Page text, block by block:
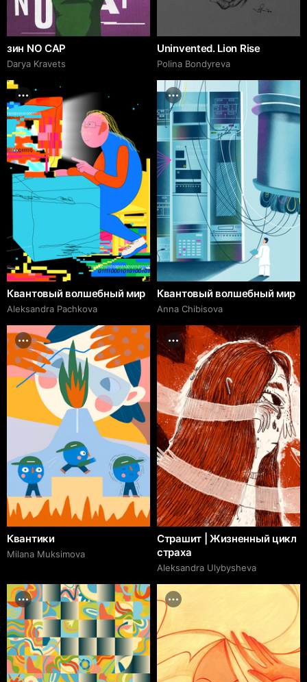
зин NO CAP
Darya Kravets
Uninvented. Lion Rise
Polina Bondyreva
Квантовый волшебный мир
Aleksandra Pachkova
Квантовый волшебный мир
Anna Chibisova
Квантики
Milana Muksimova
Страшит | Жизненный цикл
страха
Aleksandra Ulybysheva